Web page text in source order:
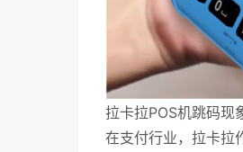
拉卡拉POS机跳码现
在支付行业，拉卡拉